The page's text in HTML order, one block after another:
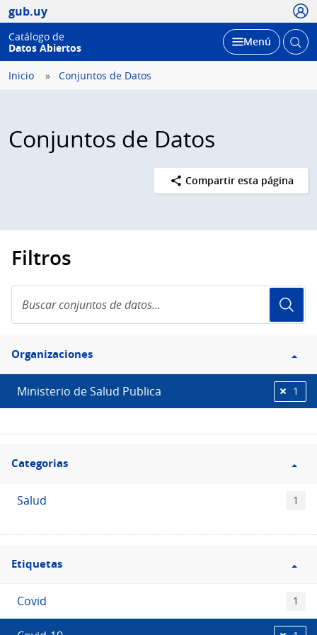
gub.uy
Catálogo de
Datos Abiertos
Desplegar
Menú Abrir
Inicio Conjuntos de Datos
Conjuntos de Datos
Compartir esta página
Filtros
conjuntos
de
Filtro
Organizaciones
Organizaciones
Ministerio de Salud Publica 1
Filtro
Categorias
Categorias
Salud 1
Filtro
Etiquetas
Etiquetas
Covid 1